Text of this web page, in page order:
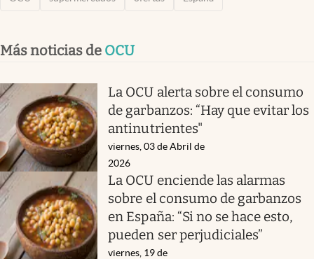
Más noticias de OCU
La OCU alerta sobre el consumo
de garbanzos: “Hay que evitar los
antinutrientes"
viernes, 03 de Abril de
2026
La OCU enciende las alarmas
sobre el consumo de garbanzos
en España: “Si no se hace esto,
pueden ser perjudiciales”
viernes, 19 de